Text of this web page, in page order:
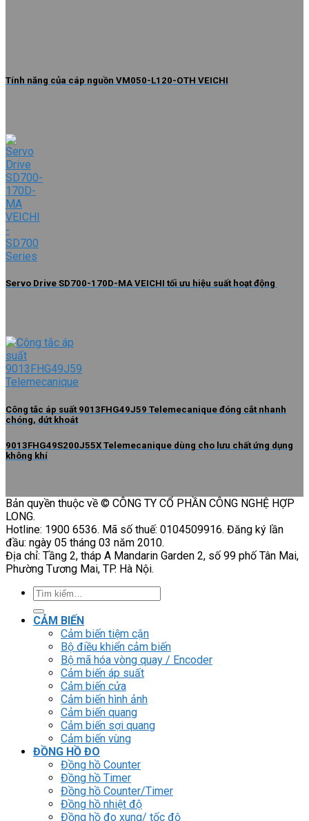
Tính năng của cáp nguồn VM050-L120-OTH VEICHI
Servo Drive SD700-170D-MA VEICHI tối ưu hiệu suất hoạt động
Công tắc áp suất 9013FHG49J59 Telemecanique đóng cắt nhanh
chóng, dứt khoát
9013FHG49S200J55X Telemecanique dùng cho lưu chất ứng dụng
không khí
Bản quyền thuộc về © CÔNG TY CỔ PHẦN CÔNG NGHỆ HỢP
LONG.
Hotline: 1900 6536. Mã số thuế: 0104509916. Đăng ký lần
đầu: ngày 05 tháng 03 năm 2010.
Địa chỉ: Tầng 2, tháp A Mandarin Garden 2, số 99 phố Tân Mai,
Phường Tương Mai, TP. Hà Nội.
Tìm
kiếm:
CẢM BIẾN
Cảm biến tiệm cận
Bộ điều khiển cảm biến
Bộ mã hóa vòng quay / Encoder
Cảm biến áp suất
Cảm biến cửa
Cảm biến hình ảnh
Cảm biến quang
Cảm biến sợi quang
Cảm biến vùng
ĐỒNG HỒ ĐO
Đồng hồ Counter
Đồng hồ Timer
Đồng hồ Counter/Timer
Đồng hồ nhiệt độ
Đồng hồ đo xung/ tốc độ